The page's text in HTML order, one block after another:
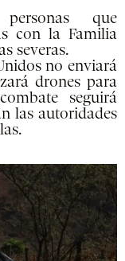
que
con la Familia
severas.
no enviará
drones para
seguirá
las autoridades